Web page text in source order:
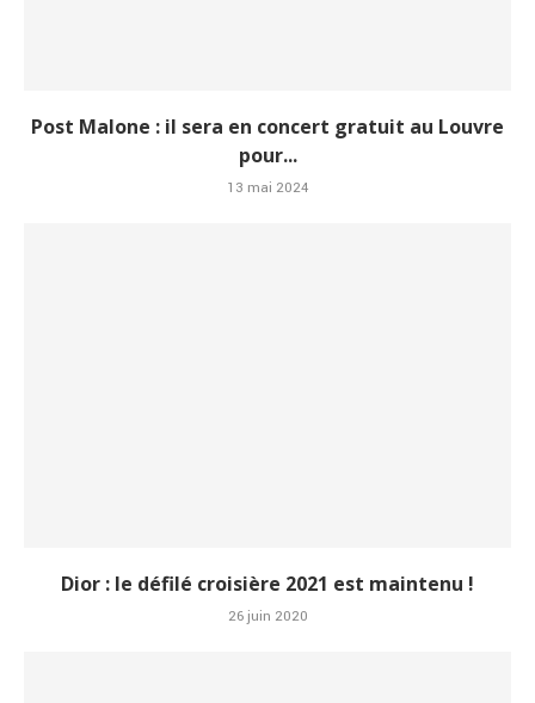
Post Malone : il sera en concert gratuit au Louvre
pour...
13 mai 2024
Dior : le défilé croisière 2021 est maintenu !
26 juin 2020